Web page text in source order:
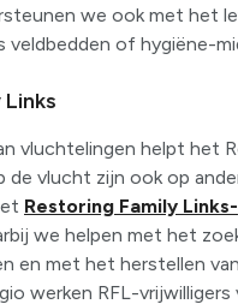
we ook met het
veldbedden of hygiëne-
vluchtelingen helpt het
de vlucht zijn ook op
Restoring Family Links-
we helpen met het
en met het herstellen
werken RFL-vrijwilligers